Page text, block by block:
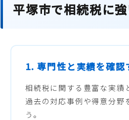
平塚市で相続税に
1. 専門性と実績を確認
相続税に関する豊富な実績
過去の対応事例や得意分野
う。